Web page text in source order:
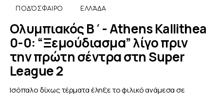
ΠΟΔΌΣΦΑΙΡΟ ΕΛΛΆΔΑ
Ολυμπιακός Β΄- Athens Kallithea
0-0: “Ξεμούδιασμα” λίγο πριν
την πρώτη σέντρα στη Super
League 2
Ισόπαλο δίχως τέρματα έληξε το φιλικό ανάμεσα σε